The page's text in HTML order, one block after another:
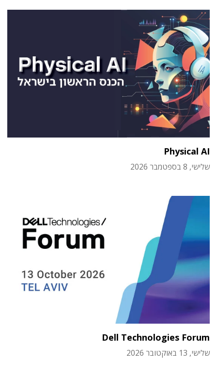
Physical AI
שלישי, 8 בספטמבר 2026
Dell Technologies Forum
שלישי, 13 באוקטובר 2026